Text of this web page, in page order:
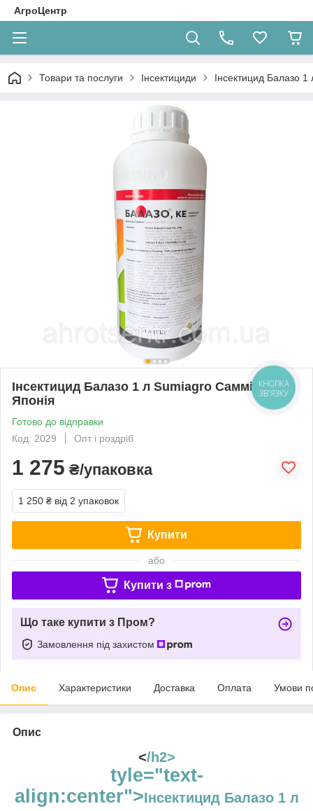
АгроЦентр
Товари та послуги Інсектициди Інсектицид Балазо
Інсектицид Балазо 1 л Sumiаgro Самміт Агро
Японія
Готово до відправки
Код: 2029
Опт і роздріб
1 275 ₴/упаковка
1 250 ₴ від 2 упаковок
Купити
або
Купити з
Що таке купити з Пром?
Замовлення під захистом
Опис Характеристики Доставка Оплата Умови
Опис
</h2>
tyle="text-
align:center">Інсектицид Балазо 1 л
КНОПКА
ЗВ'ЯЗКУ